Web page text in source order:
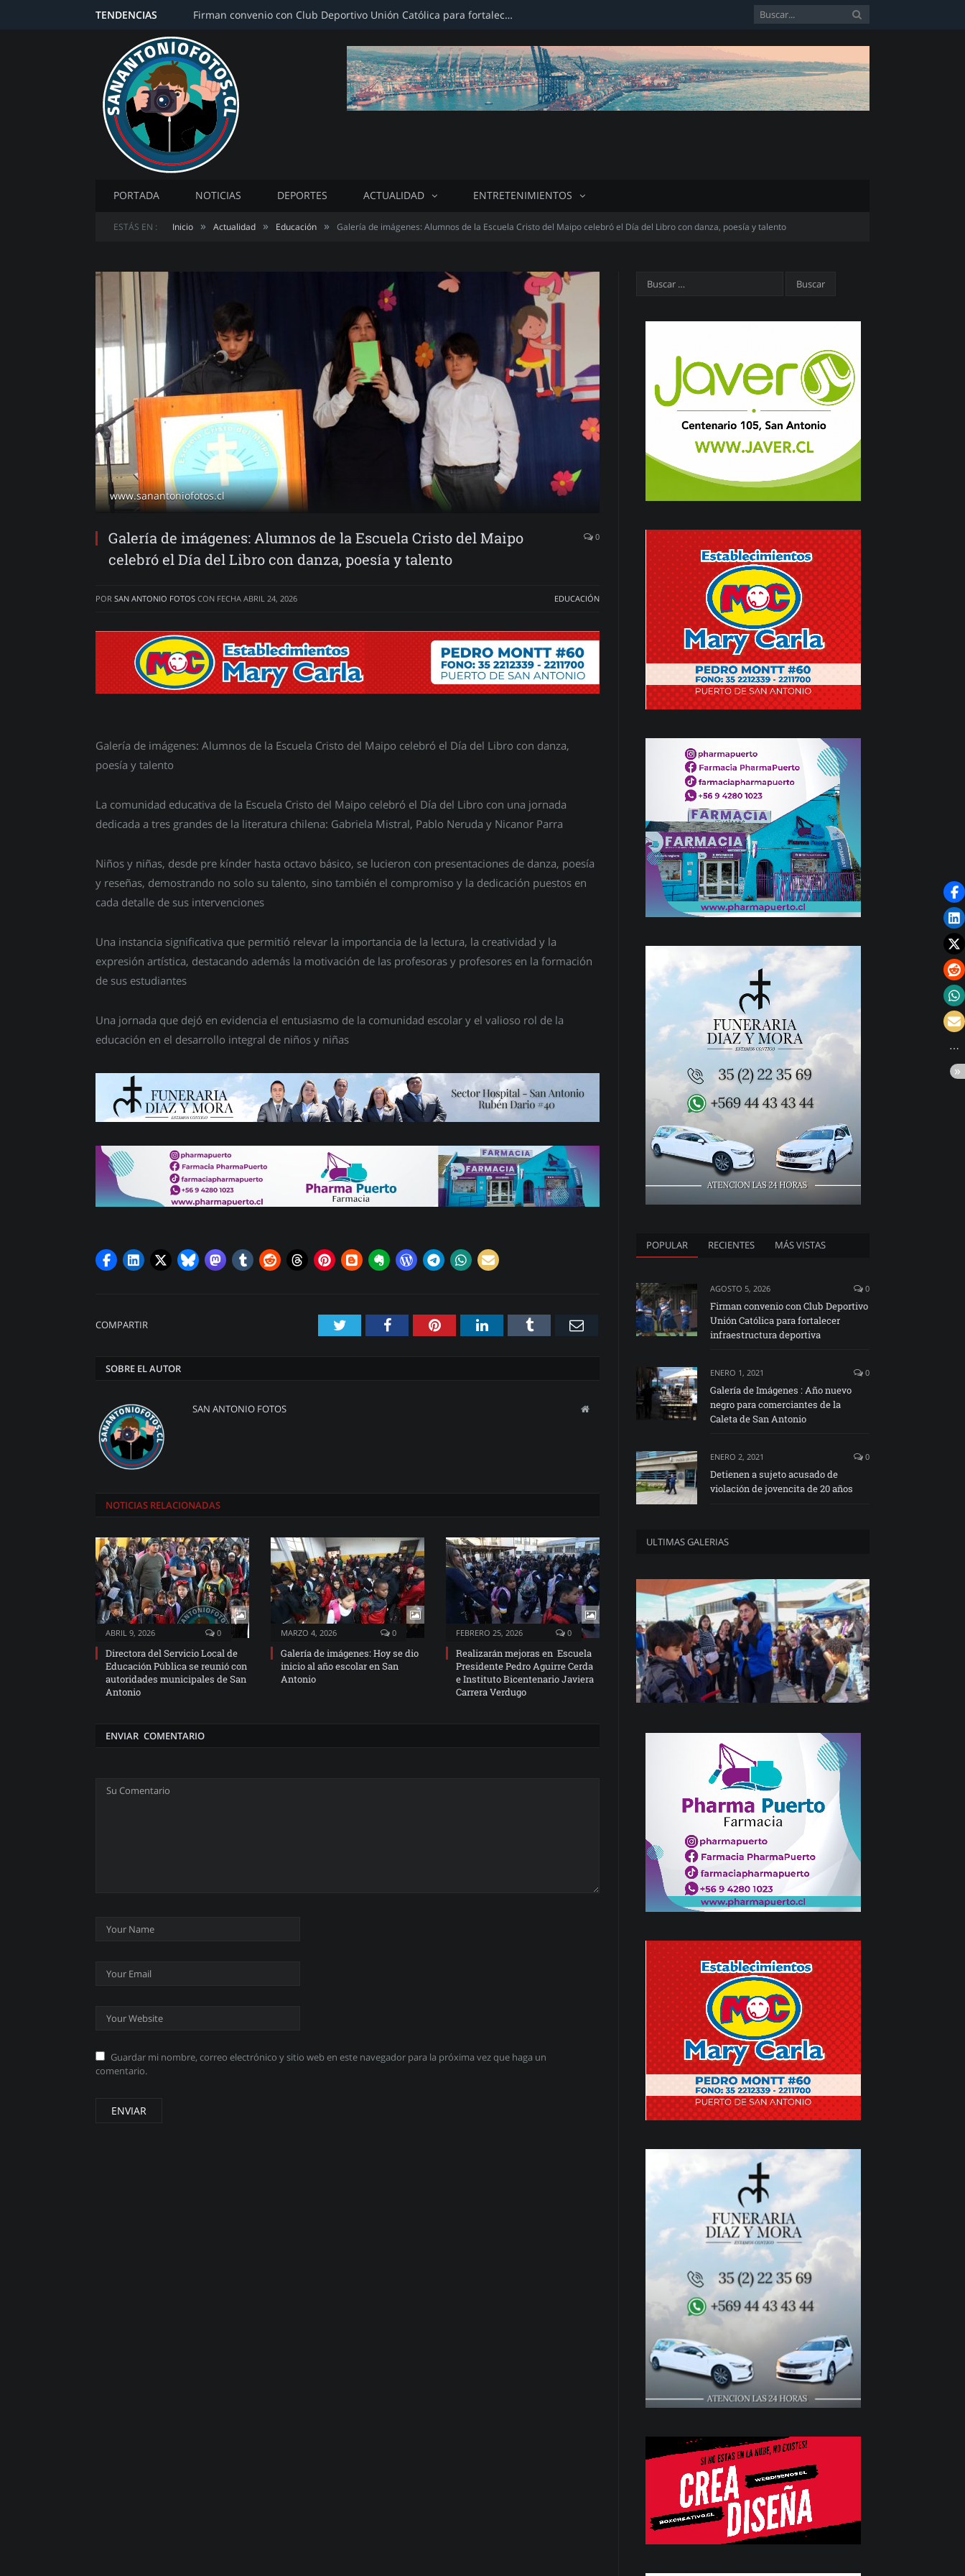
TENDENCIAS Firman convenio con Club Deportivo Unión Católica para fortalecer infraestructura deportiva
PORTADA NOTICIAS DEPORTES ACTUALIDAD ENTRETENIMIENTOS
ESTÁS EN : Inicio » Actualidad » Educación » Galería de imágenes: Alumnos de la Escuela Cristo del Maipo celebró el Día del Libro con danza, poesía y talento
www.sanantoniofotos.cl
Galería de imágenes: Alumnos de la Escuela Cristo del Maipo
celebró el Día del Libro con danza, poesía y talento
0
POR SAN ANTONIO FOTOS CON FECHA ABRIL 24, 2026 EDUCACIÓN
Galería de imágenes: Alumnos de la Escuela Cristo del Maipo celebró el Día del Libro con danza,
poesía y talento
La comunidad educativa de la Escuela Cristo del Maipo celebró el Día del Libro con una jornada
dedicada a tres grandes de la literatura chilena: Gabriela Mistral, Pablo Neruda y Nicanor Parra
Niños y niñas, desde pre kínder hasta octavo básico, se lucieron con presentaciones de danza, poesía
y reseñas, demostrando no solo su talento, sino también el compromiso y la dedicación puestos en
cada detalle de sus intervenciones
Una instancia significativa que permitió relevar la importancia de la lectura, la creatividad y la
expresión artística, destacando además la motivación de las profesoras y profesores en la formación
de sus estudiantes
Una jornada que dejó en evidencia el entusiasmo de la comunidad escolar y el valioso rol de la
educación en el desarrollo integral de niños y niñas
COMPARTIR Twitter FacebookPinterestLinkedInTumblr Email
SOBRE EL AUTOR
SAN ANTONIO FOTOS Website
NOTICIAS RELACIONADAS
ABRIL 9, 2026 0
Directora del Servicio Local de
Educación Pública se reunió con
autoridades municipales de San
Antonio
MARZO 4, 2026 0
Galería de imágenes: Hoy se dio
inicio al año escolar en San
Antonio
FEBRERO 25, 2026 0
Realizarán mejoras en Escuela
Presidente Pedro Aguirre Cerda
e Instituto Bicentenario Javiera
Carrera Verdugo
ENVIAR COMENTARIO
Guardar mi nombre, correo electrónico y sitio web en este navegador para la próxima vez que haga un
comentario.
POPULAR RECIENTES MÁS VISTAS
AGOSTO 5, 2026 0
Firman convenio con Club Deportivo
Unión Católica para fortalecer
infraestructura deportiva
ENERO 1, 2021 0
Galería de Imágenes : Año nuevo
negro para comerciantes de la
Caleta de San Antonio
ENERO 2, 2021 0
Detienen a sujeto acusado de
violación de jovencita de 20 años
ULTIMAS GALERIAS